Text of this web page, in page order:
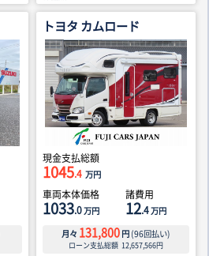
トヨタ カムロード
現金支払総額
1045.4 万円
車両本体価格
1033.0万円
諸費用
12.4万円
月々 131,800 円 (96回払い)
ローン支払総額 12,657,566円